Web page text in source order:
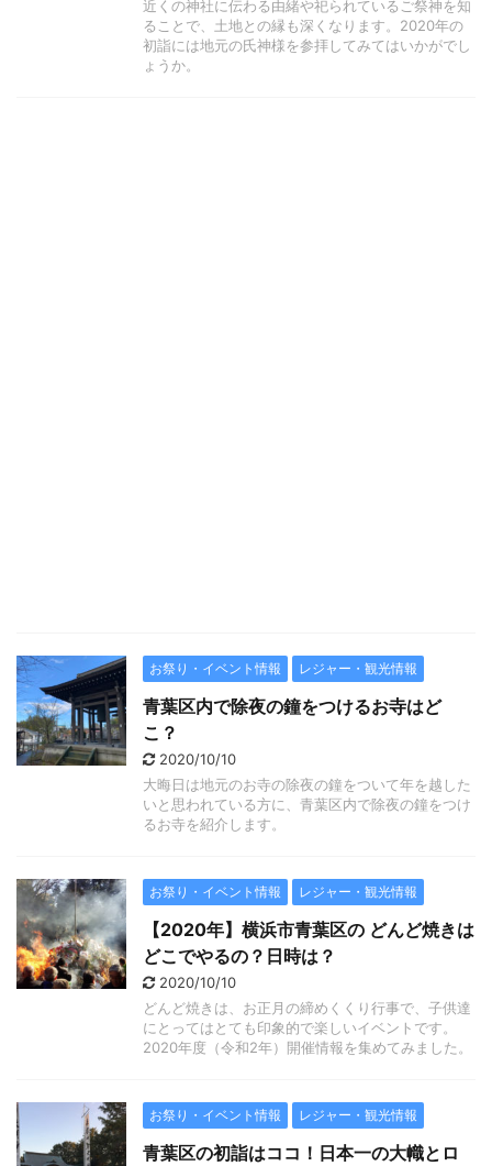
近くの神社に伝わる由緒や祀られているご祭神を知
ることで、土地との縁も深くなります。2020年の
初詣には地元の氏神様を参拝してみてはいかがでし
ょうか。
お祭り・イベント情報 レジャー・観光情報
青葉区内で除夜の鐘をつけるお寺はど
こ？
2020/10/10
大晦日は地元のお寺の除夜の鐘をついて年を越した
いと思われている方に、青葉区内で除夜の鐘をつけ
るお寺を紹介します。
お祭り・イベント情報 レジャー・観光情報
【2020年】横浜市青葉区の どんど焼きは
どこでやるの？日時は？
2020/10/10
どんど焼きは、お正月の締めくくり行事で、子供達
にとってはとても印象的で楽しいイベントです。
2020年度（令和2年）開催情報を集めてみました。
お祭り・イベント情報 レジャー・観光情報
青葉区の初詣はココ！日本一の大幟とロ